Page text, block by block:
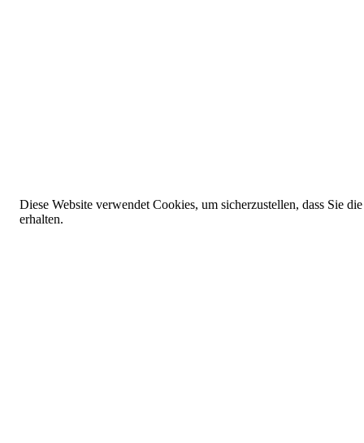
Diese Website verwendet Cookies, um sicherzustellen, dass Sie
erhalten.